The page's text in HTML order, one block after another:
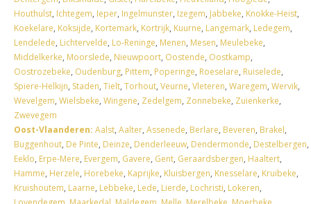
Houthulst, Ichtegem, Ieper, Ingelmunster, Izegem, Jabbeke, Knokke-Heist,
Koekelare, Koksijde, Kortemark, Kortrijk, Kuurne, Langemark, Ledegem,
Lendelede, Lichtervelde, Lo-Reninge, Menen, Mesen, Meulebeke,
Middelkerke, Moorslede, Nieuwpoort, Oostende, Oostkamp,
Oostrozebeke, Oudenburg, Pittem, Poperinge, Roeselare, Ruiselede,
Spiere-Helkijn, Staden, Tielt, Torhout, Veurne, Vleteren, Waregem, Wervik,
Wevelgem, Wielsbeke, Wingene, Zedelgem, Zonnebeke, Zuienkerke,
Zwevegem
Oost-Vlaanderen: Aalst, Aalter, Assenede, Berlare, Beveren, Brakel,
Buggenhout, De Pinte, Deinze, Denderleeuw, Dendermonde, Destelbergen,
Eeklo, Erpe-Mere, Evergem, Gavere, Gent, Geraardsbergen, Haaltert,
Hamme, Herzele, Horebeke, Kaprijke, Kluisbergen, Knesselare, Kruibeke,
Kruishoutem, Laarne, Lebbeke, Lede, Lierde, Lochristi, Lokeren,